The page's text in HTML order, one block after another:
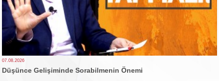
07.08.2026
Düşünce Gelişiminde Sorabilmenin Önemi